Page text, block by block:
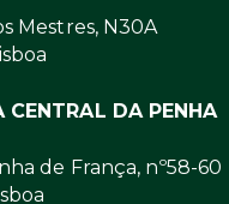
Mestres, N30A
CENTRAL DA PENHA
de França, nº58-60